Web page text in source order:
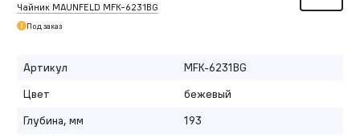
Чайник MAUNFELD MFK-6231BG
Под заказ
Артикул
MFK-6231BG
Цвет
бежевый
Глубина, мм
193